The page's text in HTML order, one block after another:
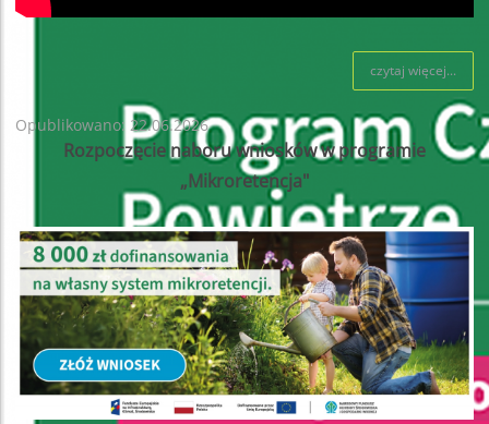
czytaj więcej...
Opublikowano: 22.06.2026
Rozpoczęcie naboru wniosków w programie
„Mikroretencja"